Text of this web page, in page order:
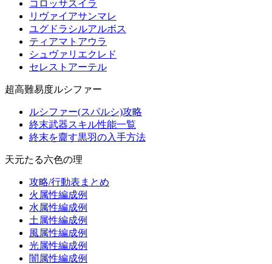
コロッサスイラ
リヴァイアサンマレ
ユグドラシルアルボス
ティアマトアウラ
シュヴァリエクレド
セレストアーテル
超高難易度ルシファー
ルシファー(スパルシ)攻略
終末武器スキル性能一覧
終末を齎す黒羽の入手方法
天元たる六色の理
攻略/行動表まとめ
火属性編成例
水属性編成例
土属性編成例
風属性編成例
光属性編成例
闇属性編成例